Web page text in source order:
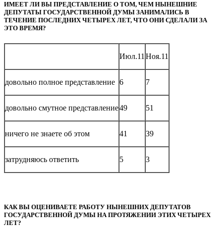
ИМЕЕТ ЛИ ВЫ ПРЕДСТАВЛЕНИЕ О ТОМ, ЧЕМ НЫНЕШНИЕ
ДЕПУТАТЫ ГОСУДАРСТВЕННОЙ ДУМЫ ЗАНИМАЛИСЬ В
ТЕЧЕНИЕ ПОСЛЕДНИХ ЧЕТЫРЕХ ЛЕТ, ЧТО ОНИ СДЕЛАЛИ ЗА
ЭТО ВРЕМЯ?
Июл.11 Ноя.11
довольно полное представление 6 7
довольно смутное представление49 51
ничего не знаете об этом 41 39
затрудняюсь ответить 5 3
КАК ВЫ ОЦЕНИВАЕТЕ РАБОТУ НЫНЕШНИХ ДЕПУТАТОВ
ГОСУДАРСТВЕННОЙ ДУМЫ НА ПРОТЯЖЕНИИ ЭТИХ ЧЕТЫРЕХ
ЛЕТ?